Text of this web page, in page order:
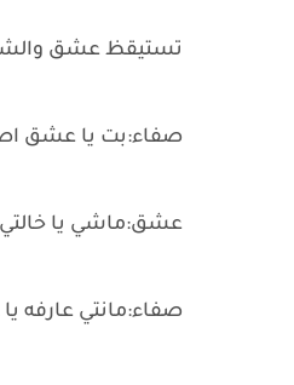
تستيقظ عشق
صفاء:بت يا عشق
عشق:ماشي يا
صفاء:مانتي عارفه يا